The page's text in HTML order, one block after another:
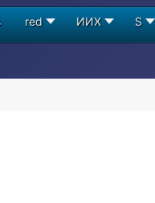
red ИИХ S